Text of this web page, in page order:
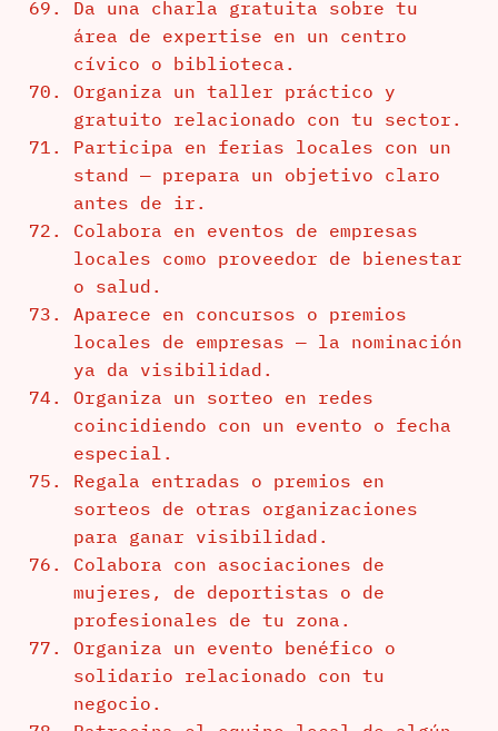
Da una charla gratuita sobre tu
área de expertise en un centro
cívico o biblioteca.
Organiza un taller práctico y
gratuito relacionado con tu sector.
Participa en ferias locales con un
stand — prepara un objetivo claro
antes de ir.
Colabora en eventos de empresas
locales como proveedor de bienestar
o salud.
Aparece en concursos o premios
locales de empresas — la nominación
ya da visibilidad.
Organiza un sorteo en redes
coincidiendo con un evento o fecha
especial.
Regala entradas o premios en
sorteos de otras organizaciones
para ganar visibilidad.
Colabora con asociaciones de
mujeres, de deportistas o de
profesionales de tu zona.
Organiza un evento benéfico o
solidario relacionado con tu
negocio.